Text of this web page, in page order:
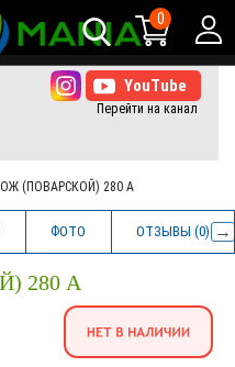
0
61-77-+38 (073) 61-77-
167
(ПОВАРСКОЙ) 280 A
ФОТО ОТЗЫВЫ (0)
280 A